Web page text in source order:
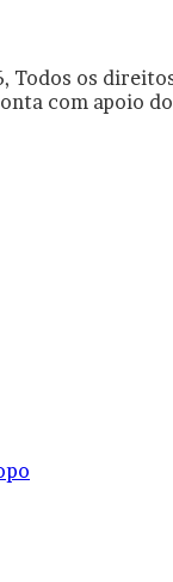
Todos os
com apoio do